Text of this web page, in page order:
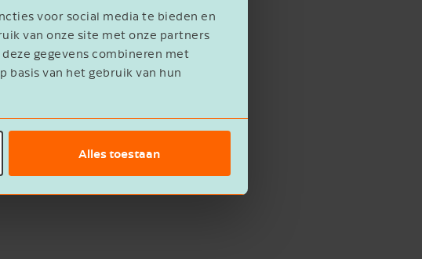
voor social media te bieden en
van onze site met onze partners
gegevens combineren met
basis van het gebruik van hun
Alles toestaan
Je werknemer moet